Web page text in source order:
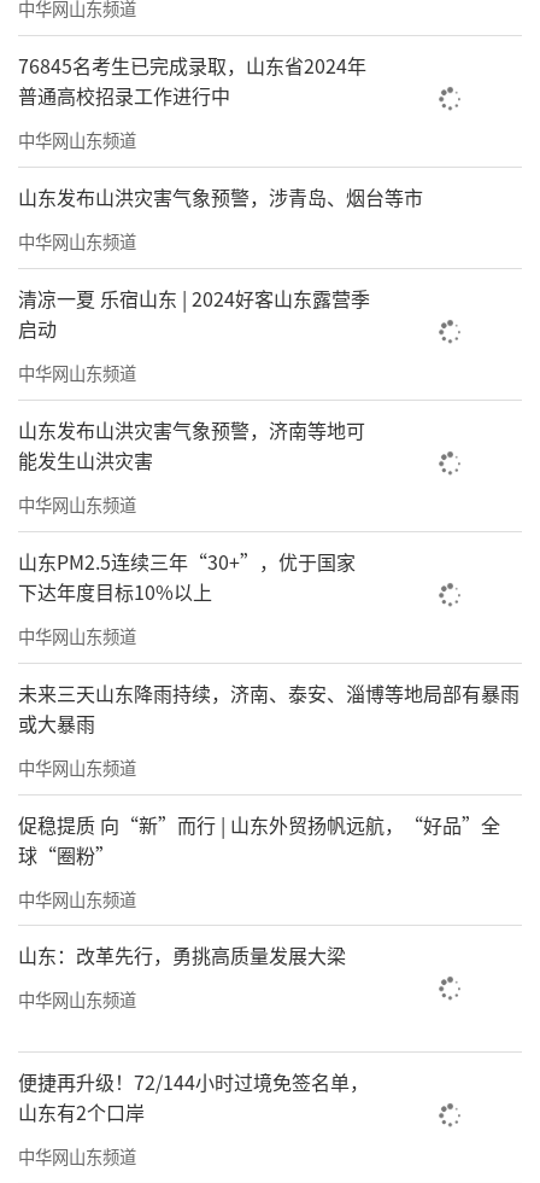
中华网山东频道
76845名考生已完成录取，山东省2024年
普通高校招录工作进行中
中华网山东频道
山东发布山洪灾害气象预警，涉青岛、烟台等市
中华网山东频道
清凉一夏 乐宿山东 | 2024好客山东露营季
启动
中华网山东频道
山东发布山洪灾害气象预警，济南等地可
能发生山洪灾害
中华网山东频道
山东PM2.5连续三年“30+”，优于国家
下达年度目标10%以上
中华网山东频道
未来三天山东降雨持续，济南、泰安、淄博等地局部有暴雨
或大暴雨
中华网山东频道
促稳提质 向“新”而行 | 山东外贸扬帆远航，“好品”全
球“圈粉”
中华网山东频道
山东：改革先行，勇挑高质量发展大梁
中华网山东频道
便捷再升级！72/144小时过境免签名单，
山东有2个口岸
中华网山东频道